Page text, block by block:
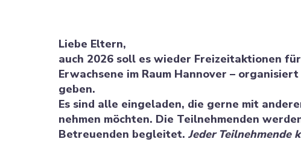
Liebe Eltern,
auch 2026 soll es wieder Freizeit­ak­tionen
Erwachsene im Raum Hannover –
geben.
Es sind alle einge­laden, die gerne mit
nehmen möchten. Die Teilneh­menden
Betreu­enden begleitet. Jeder Teilneh­mende